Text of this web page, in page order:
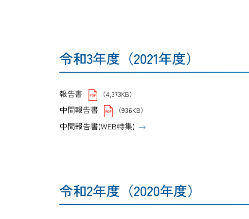
令和3年度（2021年度）
報告書 （4,373KB）
中間報告書 （936KB）
中間報告書(WEB特集)
令和2年度（2020年度）